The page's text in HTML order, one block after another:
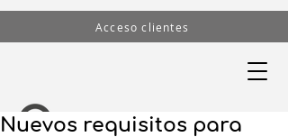
Acceso clientes
Nuevos requisitos para